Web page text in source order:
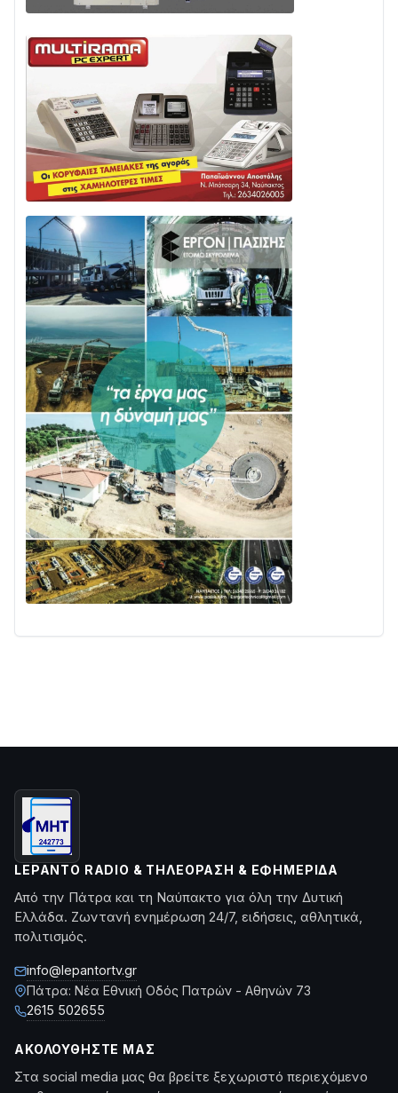
LEPANTO RADIO & ΤΗΛΕΌΡΑΣΗ & ΕΦΗΜΕΡΊΔΑ
Από την Πάτρα και τη Ναύπακτο για όλη την Δυτική
Ελλάδα. Ζωντανή ενημέρωση 24/7, ειδήσεις, αθλητικά,
πολιτισμός.
info@lepantortv.gr
Πάτρα: Νέα Εθνική Οδός Πατρών - Αθηνών 73
2615 502655
ΑΚΟΛΟΥΘΉΣΤΕ ΜΑΣ
Στα social media μας θα βρείτε ξεχωριστό περιεχόμενο